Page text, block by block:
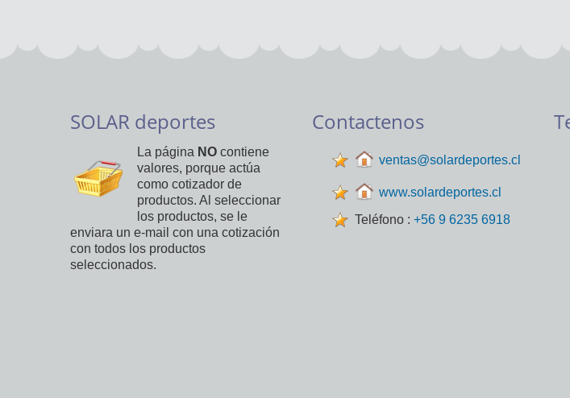
SOLAR deportes
La página NO contiene
valores, porque actúa
como cotizador de
productos. Al seleccionar
los productos, se le
enviara un e-mail con una cotización
con todos los productos
seleccionados.
Contactenos
ventas@solardeportes.cl
www.solardeportes.cl
Teléfono : +56 9 6235 6918